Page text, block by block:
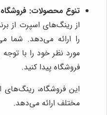
تنوع محصولات:
از رینگ‌های اسپرت از
را ارائه می‌دهد. شما
مورد نظر خود را با
فروشگاه پیدا کنید.
این فروشگاه،
مختلف ارائه می‌دهد.